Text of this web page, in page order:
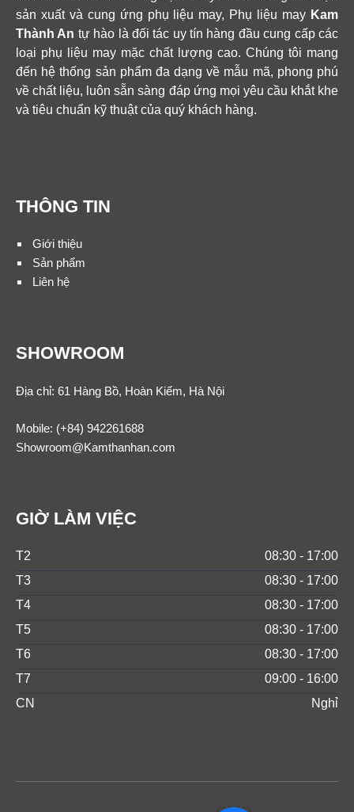
sản xuất và cung ứng phụ liệu may, Phụ liệu may Kam
Thành An tự hào là đối tác uy tín hàng đầu cung cấp các
loại phụ liệu may mặc chất lượng cao. Chúng tôi mang
đến hệ thống sản phẩm đa dạng về mẫu mã, phong phú
về chất liệu, luôn sẵn sàng đáp ứng mọi yêu cầu khắt khe
và tiêu chuẩn kỹ thuật của quý khách hàng.
THÔNG TIN
Giới thiệu
Sản phẩm
Liên hệ
SHOWROOM
Địa chỉ: 61 Hàng Bồ, Hoàn Kiếm, Hà Nội
Mobile: (+84) 942261688
Showroom@Kamthanhan.com
GIỜ LÀM VIỆC
T2
08:30 - 17:00
T3
08:30 - 17:00
T4
08:30 - 17:00
T5
08:30 - 17:00
T6
08:30 - 17:00
T7
09:00 - 16:00
CN
Nghỉ